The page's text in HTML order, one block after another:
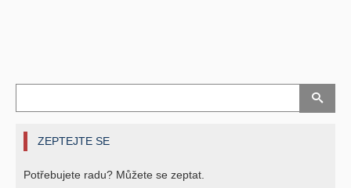
ZEPTEJTE SE
Potřebujete radu? Můžete se zeptat.